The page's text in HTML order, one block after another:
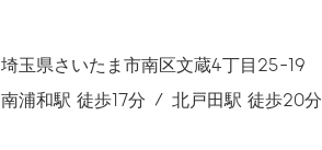
埼玉県さいたま市南区文蔵4丁目25-19
南浦和駅 徒歩17分
北戸田駅 徒歩20分